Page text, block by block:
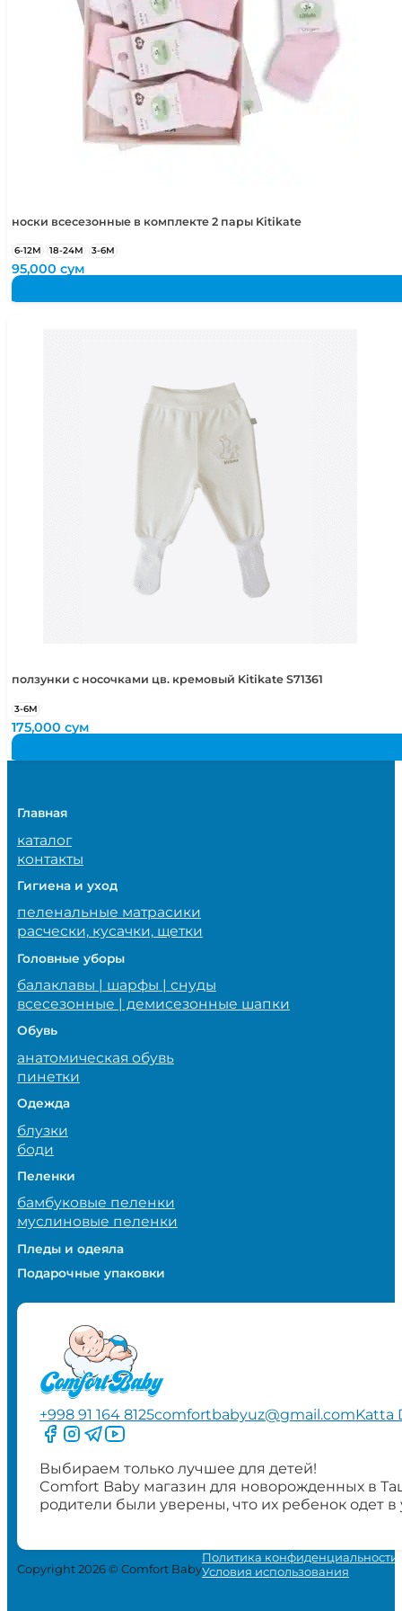
носки всесезонные в комплекте 2 пары Kitikate
6-12М 18-24М 3-6М
95,000сум
ползунки с носочками цв. кремовый Kitikate S71361
3-6М
175,000сум
Главная
каталог
контакты
Гигиена и уход
пеленальные матрасики
расчески, кусачки, щетки
Головные уборы
балаклавы | шарфы | снуды
всесезонные | демисезонные шапки
Обувь
анатомическая обувь
пинетки
Одежда
блузки
боди
Пеленки
бамбуковые пеленки
муслиновые пеленки
Пледы и одеяла
Подарочные упаковки
+998 91 164 8125comfortbabyuz@gmail.comKatta
Следите за нами на Facebook
Следите за нами в Instagram
Следите за нами в Telegram
Следите за нами в YouTube
Выбираем только лучшее для детей!
Comfort Baby магазин для новорожденных в
родители были уверены, что их ребенок одет
Copyright 2026 © Comfort Baby
Политика конфиденциальности
Условия использования